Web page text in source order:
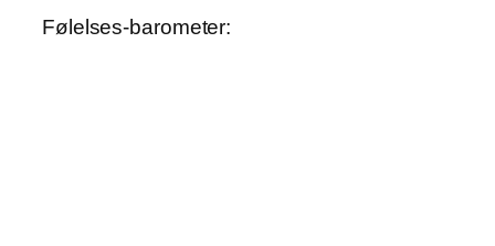
Følelses-barometer: